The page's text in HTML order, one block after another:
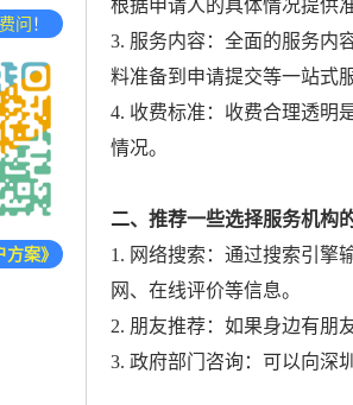
根据申请人的具体情况提供
3. 服务内容：全面的服务内
料准备到申请提交等一站式服
4. 收费标准：收费合理透明
情况。
二、推荐一些选择服务机构
1. 网络搜索：通过搜索引擎
网、在线评价等信息。
2. 朋友推荐：如果身边有朋
3. 政府部门咨询：可以向深
问 ！
案》